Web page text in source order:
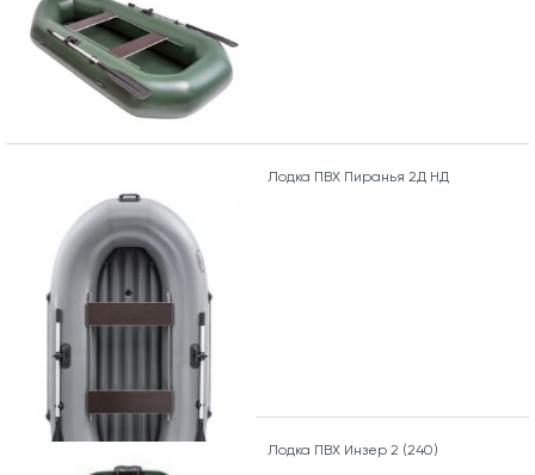
Лодка ПВХ Пиранья 2Д НД
Лодка ПВХ Инзер 2 (240)